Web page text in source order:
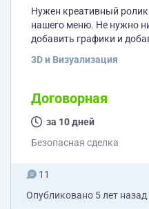
Нужен креативный
нашего меню. Не нужно
добавить графики и
наше меню.
3D и Визуализация
Договорная
за 10 дней
Безопасная сделка
11
Опубликовано 5 лет назад